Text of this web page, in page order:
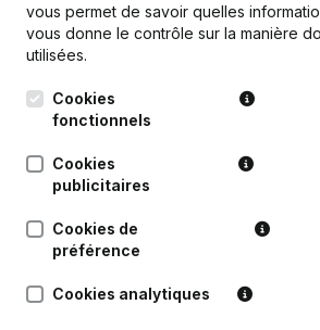
Rubrique
Questions fréquemment posées
Quel est le numéro de TVA de Piet
Consulting?
vous permet de savoir quelles
vous donne le contrôle sur la manière
utilisées.
Cookies
fonctionnels
Cookies
publicitaires
Cookies de
préférence
Cookies analytiques